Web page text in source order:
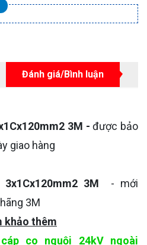
Đánh giá/Bình luận
3M - được bảo
giao hàng
3M
- mới
3M
khảo thêm
co nguội 24kV ngoài